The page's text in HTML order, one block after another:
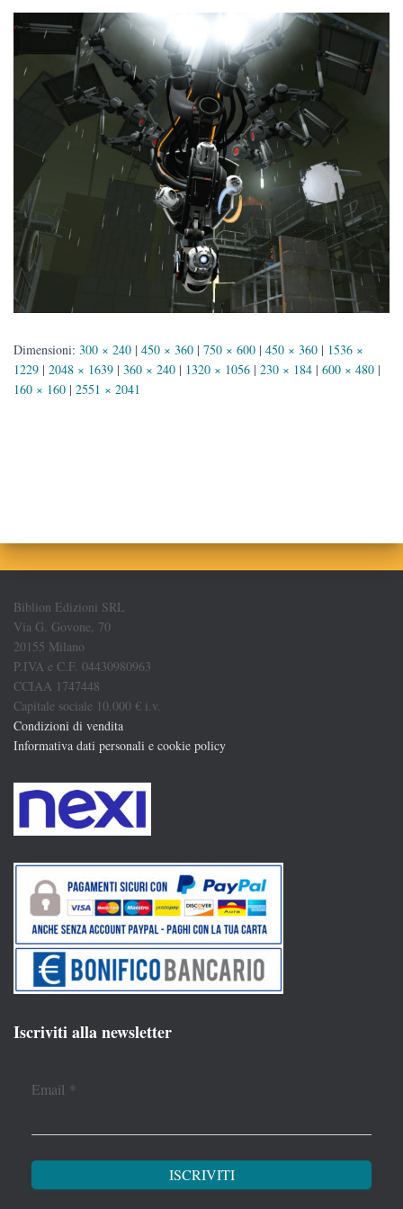
Dimensioni: 300 × 240 | 450 × 360 | 750 × 600 | 450 × 360 | 1536 ×
1229 | 2048 × 1639 | 360 × 240 | 1320 × 1056 | 230 × 184 | 600 × 480 |
160 × 160 | 2551 × 2041
Biblion Edizioni SRL
Via G. Govone, 70
20155 Milano
P.IVA e C.F. 04430980963
CCIAA 1747448
Capitale sociale 10.000 € i.v.
Condizioni di vendita
Informativa dati personali e cookie policy
Iscriviti alla newsletter
Email *